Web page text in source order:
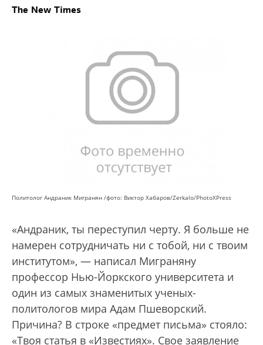
The New Times
Политолог Андраник Мигранян /фото: Виктор Хабаров/Zerkalo/PhotoXPress
«Андраник, ты переступил черту. Я больше не
намерен сотрудничать ни с тобой, ни с твоим
институтом», — написал Миграняну
профессор Нью-Йоркского университета и
один из самых знаменитых ученых-
политологов мира Адам Пшеворский.
Причина? В строке «предмет письма» стояло:
«Твоя статья в «Известиях». Свое заявление